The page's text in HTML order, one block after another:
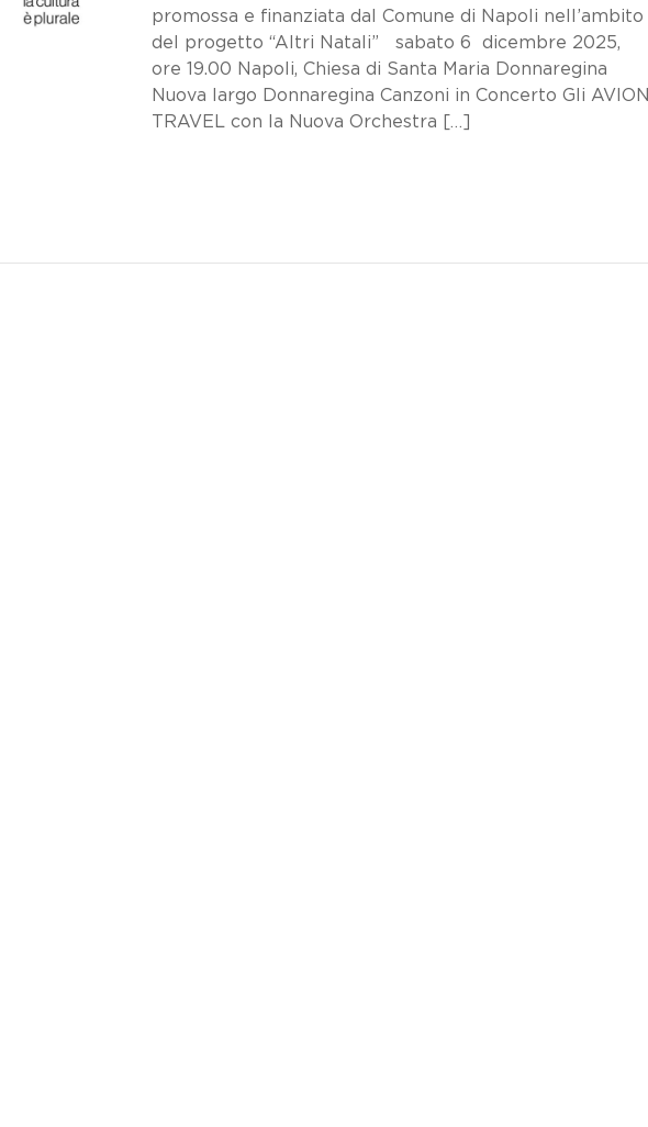
promossa e finanziata dal Comune di Napoli nell’ambito
del progetto “Altri Natali” sabato 6 dicembre 2025,
ore 19.00 Napoli, Chiesa di Santa Maria Donnaregina
Nuova largo Donnaregina Canzoni in Concerto Gli AVION
TRAVEL con la Nuova Orchestra […]